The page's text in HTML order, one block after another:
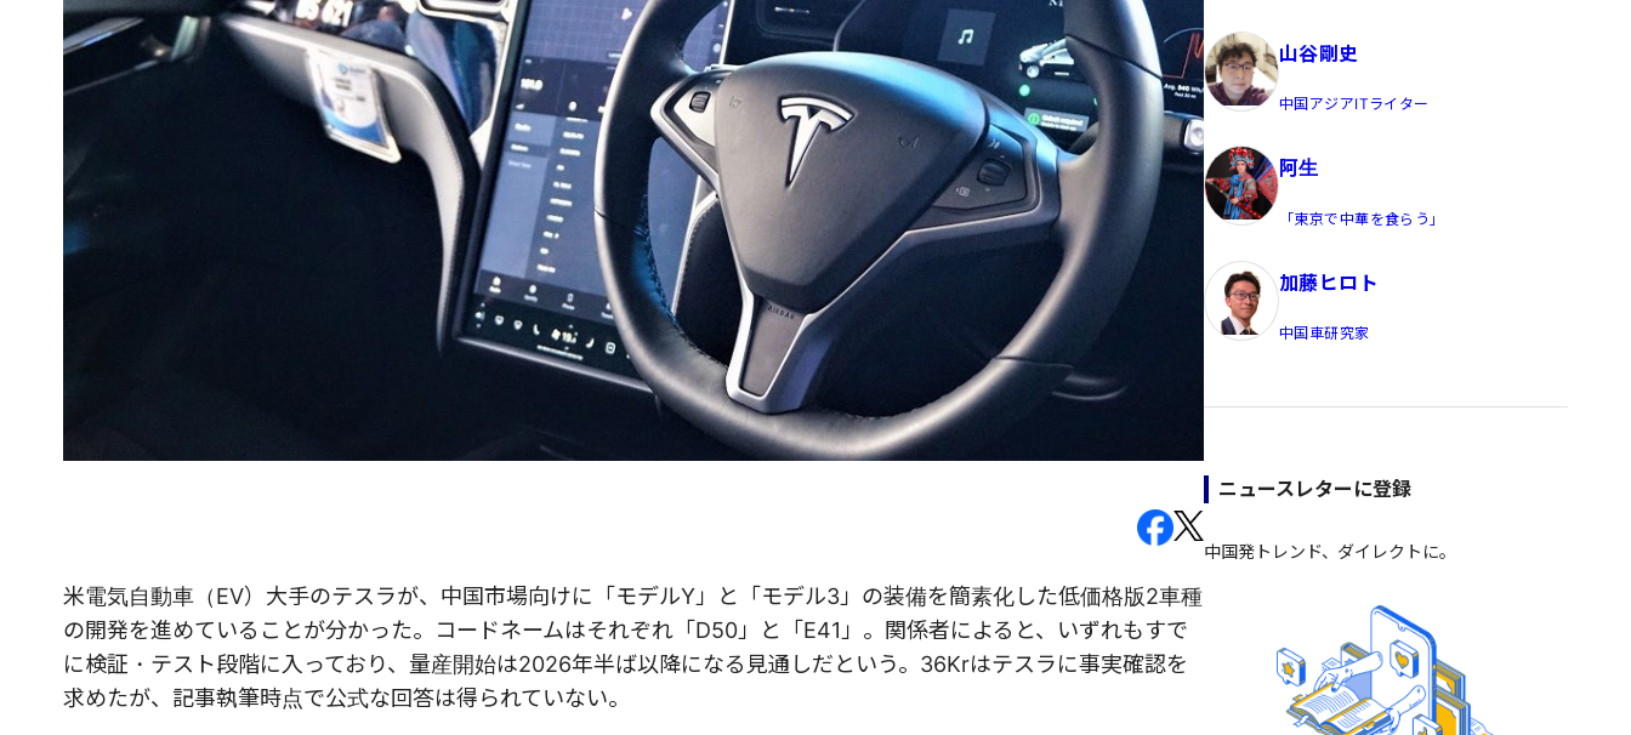
米電気自動車（EV）大手のテスラが、中国市場向けに「モデルY」と「モデル3」の装備を簡素化した低価格版2車種
の開発を進めていることが分かった。コードネームはそれぞれ「D50」と「E41」。関係者によると、いずれもすで
に検証・テスト段階に入っており、量産開始は2026年半ば以降になる見通しだという。36Krはテスラに事実確認を
求めたが、記事執筆時点で公式な回答は得られていない。
山谷剛史
中国アジアITライター
阿生
「東京で中華を食らう」
加藤ヒロト
中国車研究家
ニュースレターに登録
中国発トレンド、ダイレクトに。